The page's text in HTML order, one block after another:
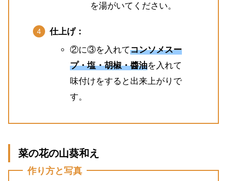
を湯がいてください。
仕上げ：
②に③を入れてコンソメスー
プ・塩・胡椒・醬油を入れて
味付けをすると出来上がりで
す。
菜の花の山葵和え
作り方と写真